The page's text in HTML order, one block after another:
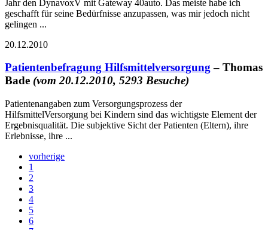
Jahr den DynavoxV mit Gateway 40auto. Das meiste habe ich
geschafft für seine Bedürfnisse anzupassen, was mir jedoch nicht
gelingen ...
20.12.2010
Patientenbefragung Hilfsmittelversorgung– Thomas
Bade (vom 20.12.2010, 5293 Besuche)
Patientenangaben zum Versorgungsprozess der
HilfsmittelVersorgung bei Kindern sind das wichtigste Element der
Ergebnisqualität. Die subjektive Sicht der Patienten (Eltern), ihre
Erlebnisse, ihre ...
vorherige
1
2
3
4
5
6